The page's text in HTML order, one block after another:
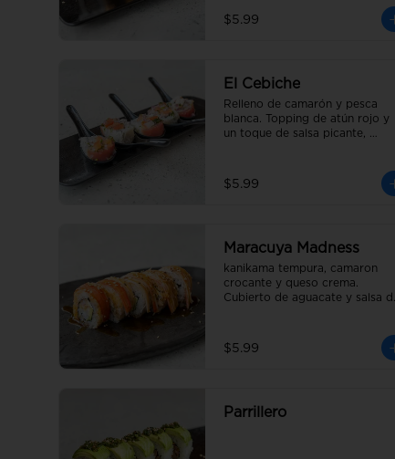
$5.99
El Cebiche
Relleno de camarón y pesca
blanca. Topping de atún rojo y
un toque de salsa picante,
$5.99
Maracuya Madness
kanikama tempura, camaron
crocante y queso crema.
Cubierto de aguacate y salsa de
$5.99
Parrillero